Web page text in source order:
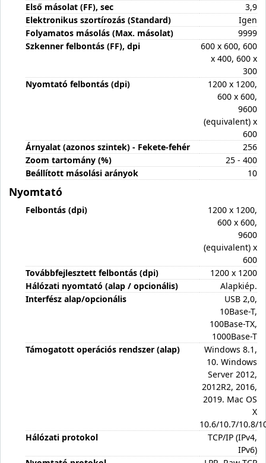
Első másolat (FF), sec
3,9
Elektronikus szortírozás (Standard)
Igen
Folyamatos másolás (Max. másolat)
9999
Szkenner felbontás (FF), dpi
600 x 600, 600
x 400, 600 x
300
Nyomtató felbontás (dpi)
1200 x 1200,
600 x 600,
9600
(equivalent) x
600
Árnyalat (azonos szintek) - Fekete-fehér
256
Zoom tartomány (%)
25 - 400
Beállított másolási arányok
10
Nyomtató
Felbontás (dpi)
1200 x 1200,
600 x 600,
9600
(equivalent) x
600
Továbbfejlesztett felbontás (dpi)
1200 x 1200
Hálózati nyomtató (alap / opcionális)
Alapkiép.
Interfész alap/opcionális
USB 2,0,
10Base-T,
100Base-TX,
1000Base-T
Támogatott operációs rendszer (alap)
Windows 8.1,
10. Windows
Server 2012,
2012R2, 2016,
2019. Mac OS
X
10.6/10.7/10.8/
Hálózati protokol
TCP/IP (IPv4,
IPv6)